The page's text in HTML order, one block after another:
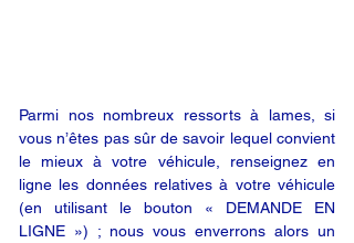
Parmi nos nombreux ressorts à lames, si
vous n’êtes pas sûr de savoir lequel convient
le mieux à votre véhicule, renseignez en
ligne les données relatives à votre véhicule
(en utilisant le bouton « DEMANDE EN
LIGNE ») ; nous vous enverrons alors un